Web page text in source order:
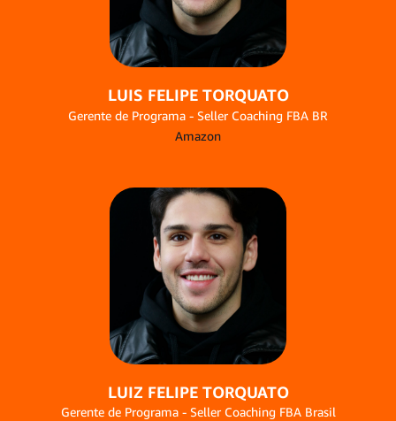
LUIS FELIPE TORQUATO
Gerente de Programa - Seller Coaching FBA BR
Amazon
LUIZ FELIPE TORQUATO
Gerente de Programa - Seller Coaching FBA Brasil